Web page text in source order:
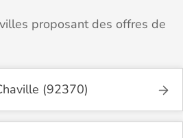
proposant des offres de
(92370)